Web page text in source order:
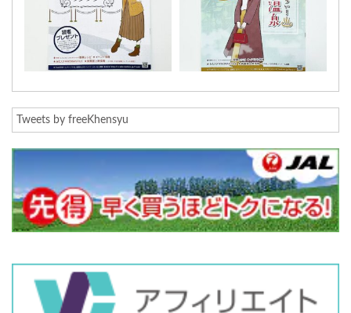
Tweets by freeKhensyu